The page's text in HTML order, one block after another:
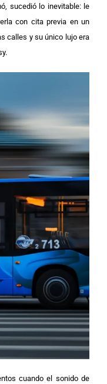
sucedió lo inevitable: le
con cita previa en un
calles y su único lujo era
cuando el sonido de